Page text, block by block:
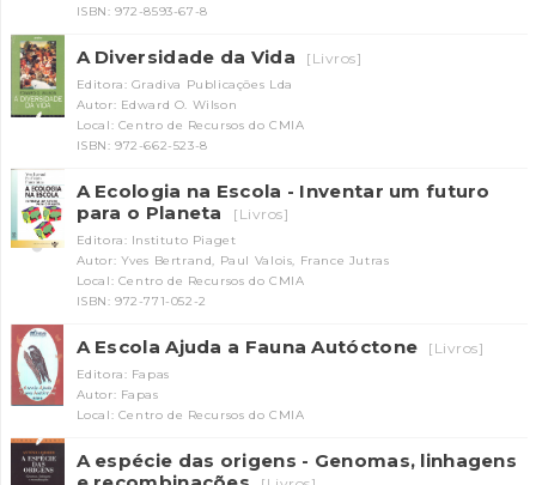
ISBN: 972-8593-67-8
A Diversidade da Vida [Livros]
Editora: Gradiva Publicações Lda
Autor: Edward O. Wilson
Local: Centro de Recursos do CMIA
ISBN: 972-662-523-8
A Ecologia na Escola - Inventar um futuro
para o Planeta
[Livros]
Editora: Instituto Piaget
Autor: Yves Bertrand, Paul Valois, France Jutras
Local: Centro de Recursos do CMIA
ISBN: 972-771-052-2
A Escola Ajuda a Fauna Autóctone [Livros]
Editora: Fapas
Autor: Fapas
Local: Centro de Recursos do CMIA
A espécie das origens - Genomas, linhagens